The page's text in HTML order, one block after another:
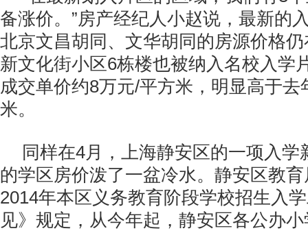
备涨价。”房产经纪人小赵说，最新的
北京文昌胡同、文华胡同的房源价格
新文化街小区6栋楼也被纳入名校入学
成交单价约8万元/平方米，明显高于去
米。
同样在4月，上海静安区的一项入学
的学区房价泼了一盆冷水。静安区教
2014年本区义务教育阶段学校招生入
见》规定，从今年起，静安区各公办